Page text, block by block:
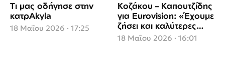
Tι μας οδήγησε στην
κατρΑkyla
18 Μαΐου 2026 · 17:25
Κοζάκου – Καπουτζίδης
για Eurovision: «Έχουμε
ζήσει και καλύτερες
διοργανώσεις»
18 Μαΐου 2026 · 16:01